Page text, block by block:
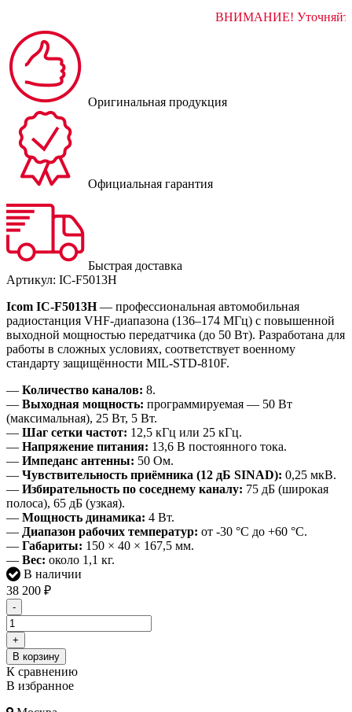
ВНИМАНИЕ!
Оригинальная продукция
Официальная гарантия
Быстрая доставка
Артикул: IC-F5013H
Icom IC-F5013H— профессиональная автомобильная
радиостанция VHF-диапазона (136–174 МГц) с повышенной
выходной мощностью передатчика (до 50 Вт). Разработана для
работы в сложных условиях, соответствует военному
стандарту защищённости MIL-STD-810F.
— Количество каналов: 8.
— Выходная мощность: программируемая — 50 Вт
(максимальная), 25 Вт, 5 Вт.
— Шаг сетки частот: 12,5 кГц или 25 кГц.
— Напряжение питания: 13,6 В постоянного тока.
— Импеданс антенны: 50 Ом.
— Чувствительность приёмника (12 дБ SINAD): 0,25 мкВ.
— Избирательность по соседнему каналу: 75 дБ (широкая
полоса), 65 дБ (узкая).
— Мощность динамика: 4 Вт.
— Диапазон рабочих температур: от -30 °C до +60 °C.
— Габариты: 150 × 40 × 167,5 мм.
— Вес: около 1,1 кг.
В наличии
38 200 ₽
-
+
В корзину
К сравнению
В избранное